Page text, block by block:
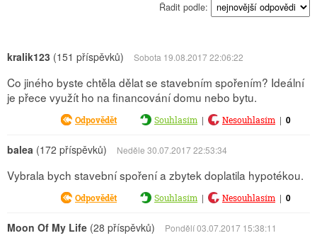
Řadit podle:
kralik123 (151 příspěvků) Sobota 19.08.2017 22:06:22
Co jiného byste chtěla dělat se stavebním spořením? Ideální
je přece využít ho na financování domu nebo bytu.
Odpovědět Souhlasím | Nesouhlasím | 0
balea (172 příspěvků) Neděle 30.07.2017 22:53:34
Vybrala bych stavební spoření a zbytek doplatila hypotékou.
Odpovědět Souhlasím | Nesouhlasím | 0
Moon Of My Life (28 příspěvků) Pondělí 03.07.2017 15:38:11